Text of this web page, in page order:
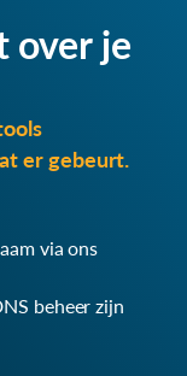
over je
er gebeurt.
via ons
beheer zijn